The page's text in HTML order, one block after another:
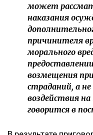
может
наказания
причинителя
морального
возмещения
страданий, а
воздействия
говорится в